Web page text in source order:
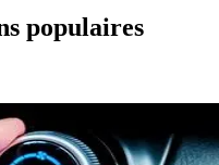
populaires